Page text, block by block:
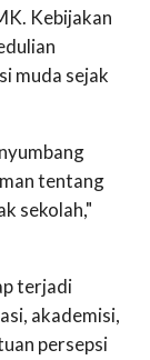
Kebijakan
muda sejak
tentang
sekolah,"
terjadi
akademisi,
persepsi